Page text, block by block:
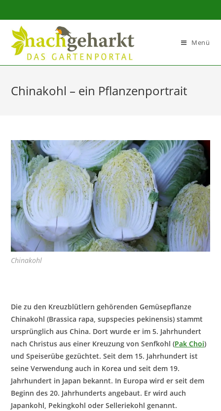
Sidebar-
Inhalt
Menü
Chinakohl – ein Pflanzenportrait
Chinakohl
Die zu den Kreuzblütlern gehörenden Gemüsepflanze
Chinakohl (Brassica rapa, supspecies pekinensis) stammt
ursprünglich aus China. Dort wurde er im 5. Jahrhundert
nach Christus aus einer Kreuzung von Senfkohl (Pak Choi)
und Speiserübe gezüchtet. Seit dem 15. Jahrhundert ist
seine Verwendung auch in Korea und seit dem 19.
Jahrhundert in Japan bekannt. In Europa wird er seit dem
Beginn des 20. Jahrhunderts angebaut. Er wird auch
Japankohl, Pekingkohl oder Selleriekohl genannt.